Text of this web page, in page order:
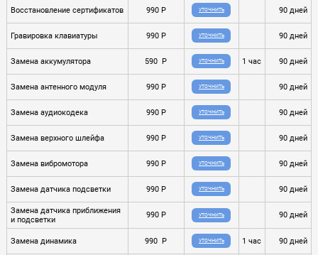
Восстановление сертификатов 990 P УТОЧНИТЬ 90 дней
Гравировка клавиатуры 990 P УТОЧНИТЬ 90 дней
Замена аккумулятора 590 P УТОЧНИТЬ 1 час 90 дней
Замена антенного модуля 990 P УТОЧНИТЬ 90 дней
Замена аудиокодека 990 P УТОЧНИТЬ 90 дней
Замена верхного шлейфа 990 P УТОЧНИТЬ 90 дней
Замена вибромотора 990 P УТОЧНИТЬ 90 дней
Замена датчика подсветки 990 P УТОЧНИТЬ 90 дней
Замена датчика приближения
и подсветки
990 P УТОЧНИТЬ 90 дней
Замена динамика 990 P УТОЧНИТЬ 1 час 90 дней